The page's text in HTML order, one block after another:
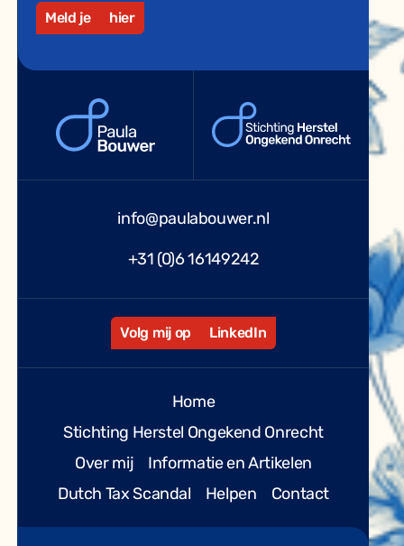
Meld je
hier
info@paulabouwer.nl
+31 (0)6 16149242
Volg mij op LinkedIn
Home
Stichting Herstel Ongekend Onrecht
Over mij
Informatie en Artikelen
Dutch Tax Scandal
Helpen Contact